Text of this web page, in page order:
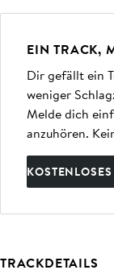
EIN TRACK,
Dir gefällt ein
weniger
Melde dich
anzuhören.
TRACKDETAILS